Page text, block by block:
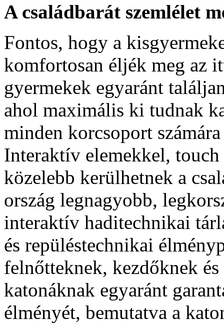
A családbarát szemlélet
Fontos, hogy a
komfortosan éljék meg az
gyermekek egyaránt
ahol maximális ki tudnak
minden korcsoport
Interaktív elemekkel,
közelebb kerülhetnek a
ország legnagyobb,
interaktív haditechnikai
és repüléstechnikai
felnőtteknek, kezdőknek
katonáknak egyaránt
élményét, bemutatva a